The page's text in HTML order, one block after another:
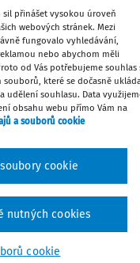
jeho
nás
se
Sdílet
sil přinášet vysokou úroveň
webových stránek. Mezi
fungovalo vyhledávání,
nebo abychom měli
od Vás potřebujeme souhlas
které se dočasně
udělení souhlasu. Data
obsahu webu přímo Vám na
a souborů cookie
cookie
nutných cookies
cookie